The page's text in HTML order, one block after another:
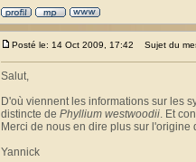
Posté le: 14 Oct 2009, 17:42 Sujet du
Salut,
D'où viennent les informations sur les
distincte de Phyllium westwoodii. Et
Merci de nous en dire plus sur l'origine
Yannick